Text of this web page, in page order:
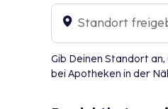
Standort
Gib Deinen Standort
bei Apotheken in der